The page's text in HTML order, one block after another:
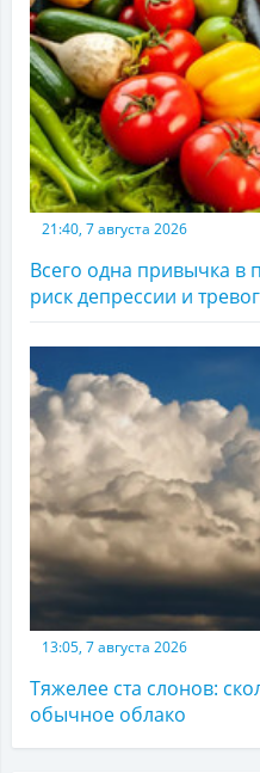
21:40, 7 августа 2026
Всего одна привычка в
риск депрессии и
13:05, 7 августа 2026
Тяжелее ста слонов:
обычное облако